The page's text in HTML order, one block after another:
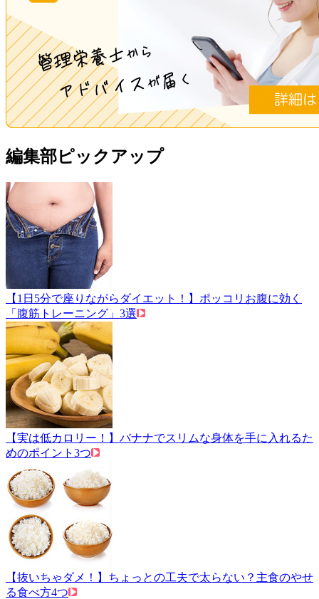
編集部ピックアップ
【1日5分で座りながらダイエット！】ポッコリお腹に効く
「腹筋トレーニング」3選
【実は低カロリー！】バナナでスリムな身体を手に入れるた
めのポイント3つ
【抜いちゃダメ！】ちょっとの工夫で太らない？主食のやせ
る食べ方4つ